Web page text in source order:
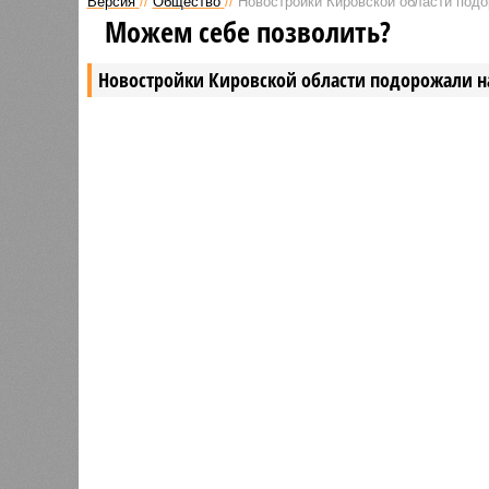
Новостройки Кировской области подорожали
Можем себе позволить?